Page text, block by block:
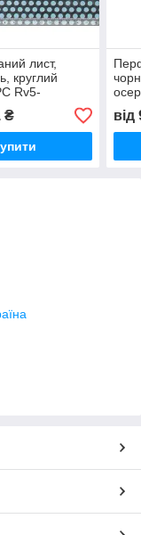
лист,
круглий
Rv5-
₴
30/
від